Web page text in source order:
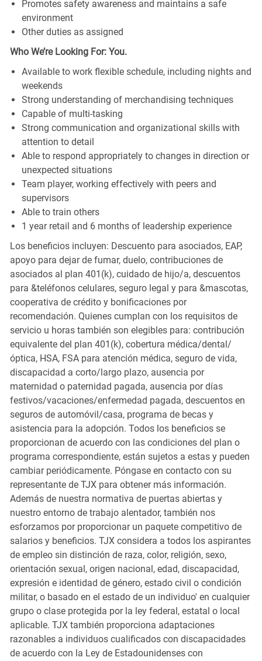
Promotes safety awareness and maintains a safe
environment
Other duties as assigned
Who We’re Looking For: You.
Available to work flexible schedule, including nights and
weekends
Strong understanding of merchandising techniques
Capable of multi-tasking
Strong communication and organizational skills with
attention to detail
Able to respond appropriately to changes in direction or
unexpected situations
Team player, working effectively with peers and
supervisors
Able to train others
1 year retail and 6 months of leadership experience
Los beneficios incluyen: Descuento para asociados, EAP,
apoyo para dejar de fumar, duelo, contribuciones de
asociados al plan 401(k), cuidado de hijo/a, descuentos
para &teléfonos celulares, seguro legal y para &mascotas,
cooperativa de crédito y bonificaciones por
recomendación. Quienes cumplan con los requisitos de
servicio u horas también son elegibles para: contribución
equivalente del plan 401(k), cobertura médica/dental/
óptica, HSA, FSA para atención médica, seguro de vida,
discapacidad a corto/largo plazo, ausencia por
maternidad o paternidad pagada, ausencia por días
festivos/vacaciones/enfermedad pagada, descuentos en
seguros de automóvil/casa, programa de becas y
asistencia para la adopción. Todos los beneficios se
proporcionan de acuerdo con las condiciones del plan o
programa correspondiente, están sujetos a estas y pueden
cambiar periódicamente. Póngase en contacto con su
representante de TJX para obtener más información.
Además de nuestra normativa de puertas abiertas y
nuestro entorno de trabajo alentador, también nos
esforzamos por proporcionar un paquete competitivo de
salarios y beneficios. TJX considera a todos los aspirantes
de empleo sin distinción de raza, color, religión, sexo,
orientación sexual, origen nacional, edad, discapacidad,
expresión e identidad de género, estado civil o condición
militar, o basado en el estado de un individuo' en cualquier
grupo o clase protegida por la ley federal, estatal o local
aplicable. TJX también proporciona adaptaciones
razonables a individuos cualificados con discapacidades
de acuerdo con la Ley de Estadounidenses con